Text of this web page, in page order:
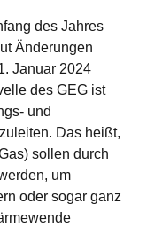
des Jahres
Änderungen
Januar 2024
des GEG ist
und
Das heißt,
sollen durch
um
oder sogar ganz